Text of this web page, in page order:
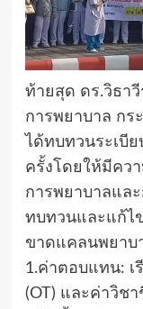
ท้ายสุด​ ดร.​วิธา​
การ​พยาบาล​ กร
ได้ทบทวน​ระเบี
ครั้ง​โดยให้มีคว
การพยาบาลแล
ทบทวนและแก้ไ
ขาดแคลน​พยาบ
1.​ค่าตอบแทน: เ
(OT) และค่าวิช